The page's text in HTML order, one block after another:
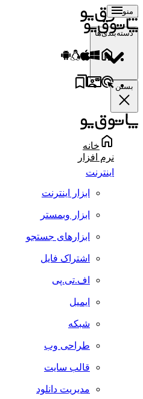
منو
دسته‌بندی‌ها
بستن
خانه
نرم افزار
اینترنت
ابزار اینترنت
ابزار وبمستر
ابزارهای جستجو
اشتراک فایل
اف.تی.پی
ایمیل
شبکه
طراحی وب
قالب سایت
مدیریت دانلود